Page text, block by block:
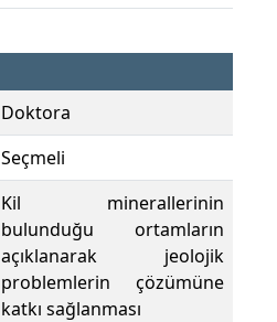
Doktora
Seçmeli
Kil minerallerinin
bulunduğu ortamların
açıklanarak jeolojik
problemlerin çözümüne
katkı sağlanması